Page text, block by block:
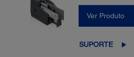
Ver Produto
SUPORTE